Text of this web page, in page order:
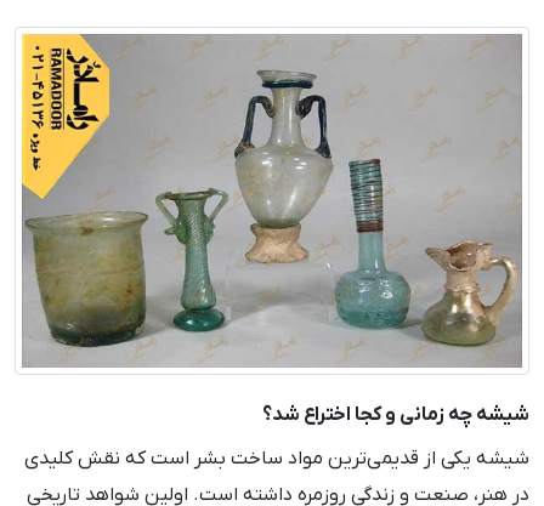
شیشه چه زمانی و کجا اختراع شد؟
شیشه یکی از قدیمی‌ترین مواد ساخت بشر است که نقش کلیدی
در هنر، صنعت و زندگی روزمره داشته است. اولین شواهد تاریخی